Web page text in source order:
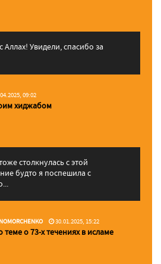
Аллаx! Увидели, спасибо за
09:02
хиджабом
столкнулась с этой
будто я поспешила с
30.01.2025, 15:22
о 73-х течениях в исламе